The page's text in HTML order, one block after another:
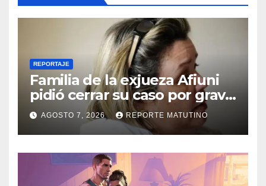
REPORTAJE
Familia de la exjueza Afiuni
pidió cerrar su caso por grave
enfermedad
AGOSTO 7, 2026 REPORTE MATUTINO